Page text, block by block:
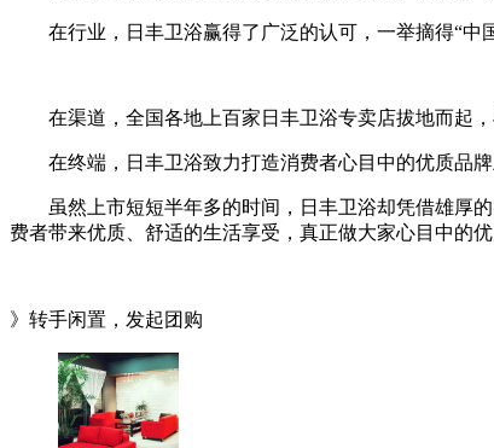
在行业，日丰卫浴赢得了广泛的认可，一举摘得“中国
在渠道，全国各地上百家日丰卫浴专卖店拔地而起，
在终端，日丰卫浴致力打造消费者心目中的优质品牌
虽然上市短短半年多的时间，日丰卫浴却凭借雄厚的
费者带来优质、舒适的生活享受，真正做大家心目中的优
》转手闲置，发起团购